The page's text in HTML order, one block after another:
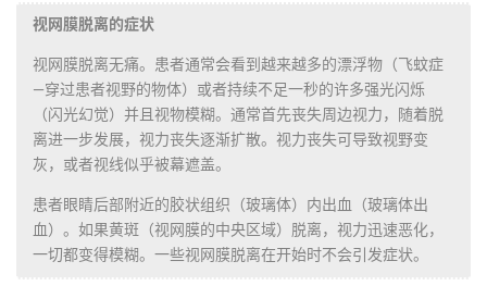
视网膜脱离的症状
视网膜脱离无痛。患者通常会看到越来越多的漂浮物（飞蚊症
—穿过患者视野的物体）或者持续不足一秒的许多强光闪烁
（闪光幻觉）并且视物模糊。通常首先丧失周边视力，随着脱
离进一步发展，视力丧失逐渐扩散。视力丧失可导致视野变
灰，或者视线似乎被幕遮盖。
患者眼睛后部附近的胶状组织（玻璃体）内出血（玻璃体出
血）。如果黄斑（视网膜的中央区域）脱离，视力迅速恶化，
一切都变得模糊。一些视网膜脱离在开始时不会引发症状。